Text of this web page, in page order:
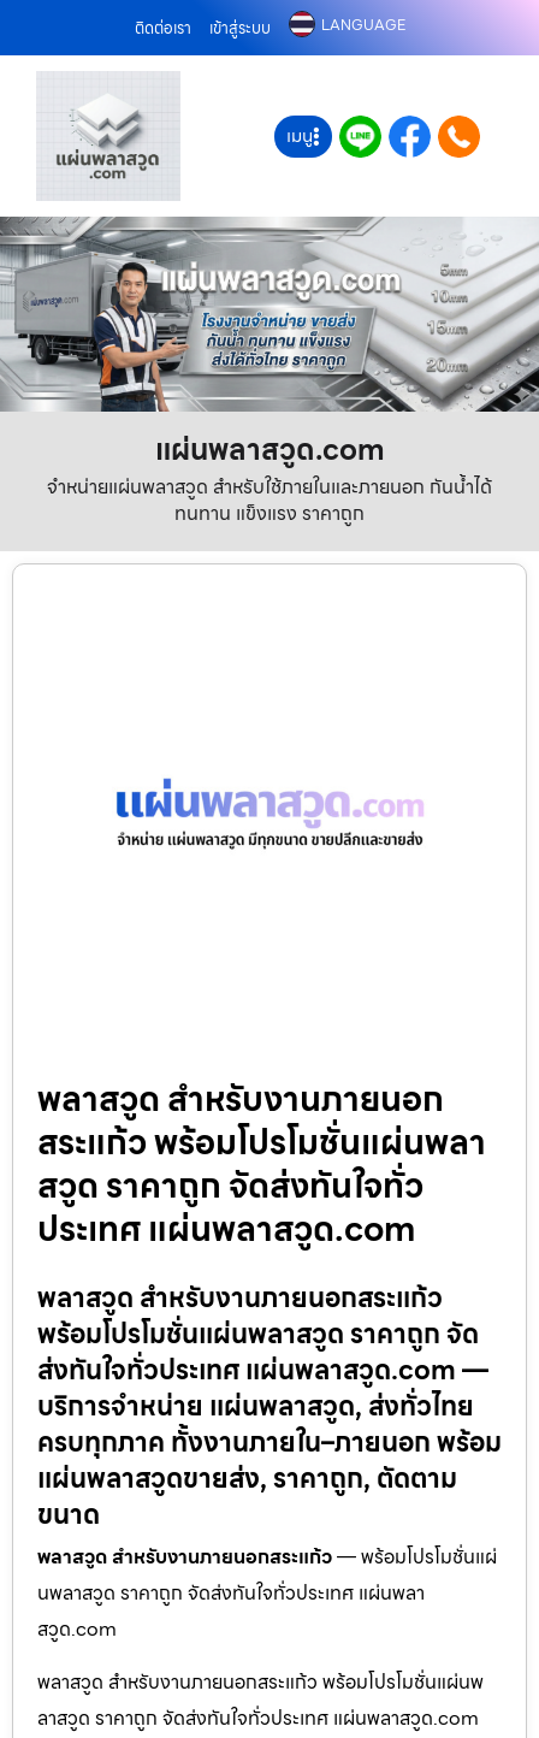
ติดต่อเรา เข้าสู่ระบบ LANGUAGE
เมนู
แผ่นพลาสวูด.com
จำหน่ายแผ่นพลาสวูด สำหรับใช้ภายในและภายนอก กันน้ำได้
ทนทาน แข็งแรง ราคาถูก
พลาสวูด สำหรับงานภายนอก
สระแก้ว พร้อมโปรโมชั่นแผ่นพลา
สวูด ราคาถูก จัดส่งทันใจทั่ว
ประเทศ แผ่นพลาสวูด.com
พลาสวูด สำหรับงานภายนอกสระแก้ว
พร้อมโปรโมชั่นแผ่นพลาสวูด ราคาถูก จัด
ส่งทันใจทั่วประเทศ แผ่นพลาสวูด.com —
บริการจำหน่าย แผ่นพลาสวูด, ส่งทั่วไทย
ครบทุกภาค ทั้งงานภายใน–ภายนอก พร้อม
แผ่นพลาสวูดขายส่ง, ราคาถูก, ตัดตาม
ขนาด
พลาสวูด สำหรับงานภายนอกสระแก้ว— พร้อมโปรโมชั่นแผ่
นพลาสวูด ราคาถูก จัดส่งทันใจทั่วประเทศ แผ่นพลา
สวูด.com
พลาสวูด สำหรับงานภายนอกสระแก้ว พร้อมโปรโมชั่นแผ่นพ
ลาสวูด ราคาถูก จัดส่งทันใจทั่วประเทศ แผ่นพลาสวูด.com